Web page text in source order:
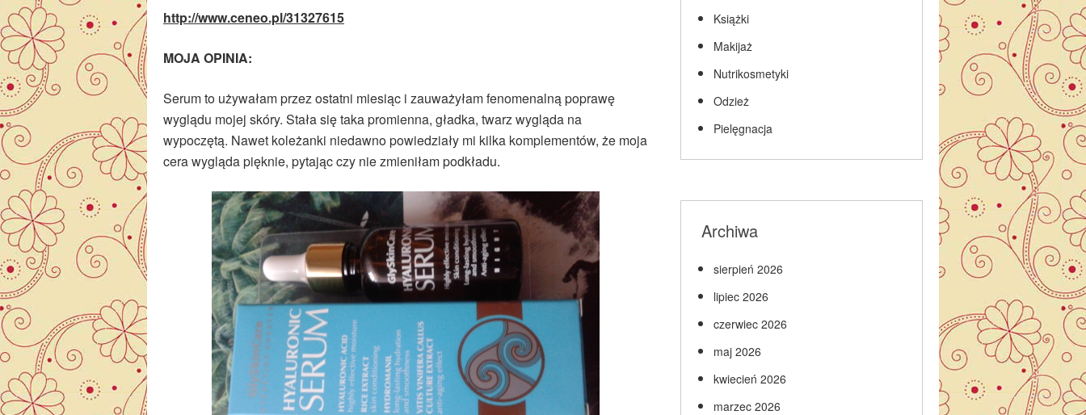
http://www.ceneo.pl/31327615
MOJA OPINIA:
Serum to używałam przez ostatni miesiąc i zauważyłam fenomenalną poprawę
wyglądu mojej skóry. Stała się taka promienna, gładka, twarz wygląda na
wypoczętą. Nawet koleżanki niedawno powiedziały mi kilka komplementów, że moja
cera wygląda pięknie, pytając czy nie zmieniłam podkładu.
Książki
Makijaż
Nutrikosmetyki
Odzież
Pielęgnacja
Archiwa
sierpień 2026
lipiec 2026
czerwiec 2026
maj 2026
kwiecień 2026
marzec 2026